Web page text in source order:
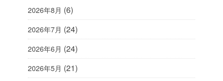
2026年8月 (6)
2026年7月 (24)
2026年6月 (24)
2026年5月 (21)